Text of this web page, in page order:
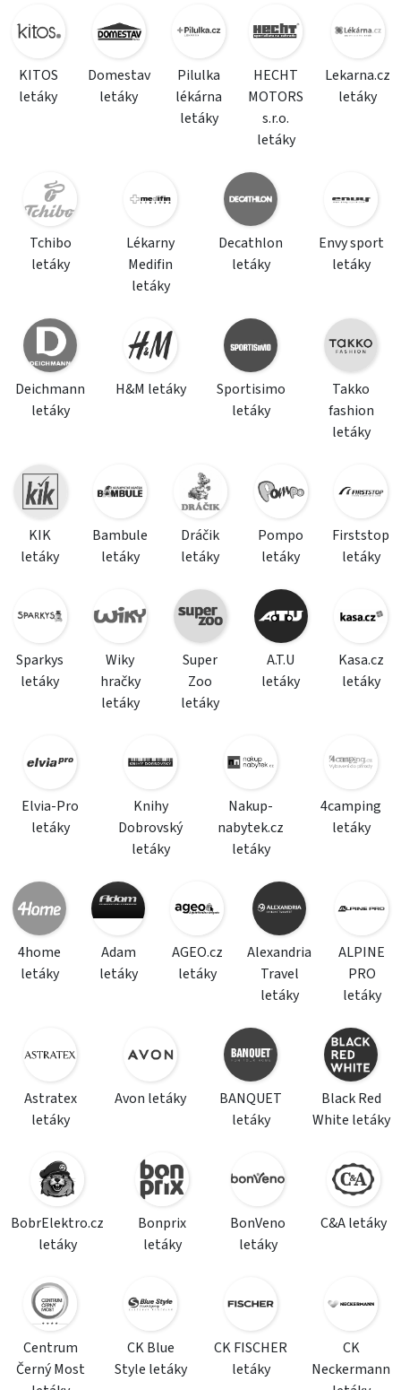
KITOS
letáky
Domestav
letáky
Pilulka
lékárna
letáky
HECHT
MOTORS
s.r.o.
letáky
Lekarna.cz
letáky
Tchibo
letáky
Lékarny
Medifin
letáky
Decathlon
letáky
Envy sport
letáky
Deichmann
letáky
H&M letáky
Sportisimo
letáky
Takko
fashion
letáky
KIK
letáky
Bambule
letáky
Dráčik
letáky
Pompo
letáky
Firststop
letáky
Sparkys
letáky
Wiky
hračky
letáky
Super
Zoo
letáky
A.T.U
letáky
Kasa.cz
letáky
Elvia-Pro
letáky
Knihy
Dobrovský
letáky
Nakup-
nabytek.cz
letáky
4camping
letáky
4home
letáky
Adam
letáky
AGEO.cz
letáky
Alexandria
Travel
letáky
ALPINE
PRO
letáky
Astratex
letáky
Avon letáky
BANQUET
letáky
Black Red
White letáky
BobrElektro.cz
letáky
Bonprix
letáky
BonVeno
letáky
C&A letáky
Centrum
Černý Most
CK Blue
Style letáky
CK FISCHER
letáky
CK
Neckermann